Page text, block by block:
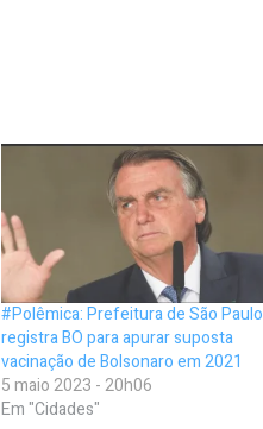
#Polêmica: Prefeitura de São Paulo
registra BO para apurar suposta
vacinação de Bolsonaro em 2021
5 maio 2023 - 20h06
Em "Cidades"